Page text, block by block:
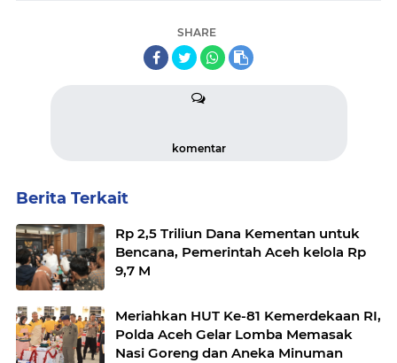
SHARE
komentar
Berita Terkait
Rp 2,5 Triliun Dana Kementan untuk
Bencana, Pemerintah Aceh kelola Rp
9,7 M
Meriahkan HUT Ke-81 Kemerdekaan RI,
Polda Aceh Gelar Lomba Memasak
Nasi Goreng dan Aneka Minuman